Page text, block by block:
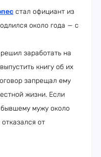
стал официант из
около года — с
заработать на
книгу об их
запрещал ему
жизни. Если
мужу около
от